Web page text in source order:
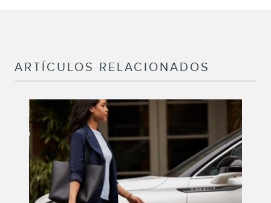
ARTÍCULOS RELACIONADOS